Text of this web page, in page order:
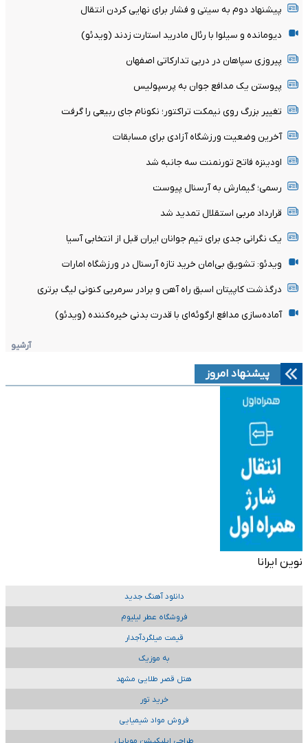
پیشنهاد دوم به سیتی و فشار برای نهایی کردن انتقال
دیومانده و سیلوا با رئال مادرید استارت زدند (ویدئو)
پیروزی سپاهان در دربی تدارکاتی اصفهان
پیوستن یک مدافع جوان به پرسپولیس
تغییر بزرگ روی نیمکت تراکتور؛ نکونام جای ربیعی را گرفت
آخرین وضعیت ورزشگاه آزادی برای مسابقات
اودینزه فاتح تورنمنت سه جانبه شد
رسمی؛ گیمارش به آرسنال پیوست
قرارداد مربی استقلال تمدید شد
یک نگرانی جدی برای تیم جوانان ایران قبل از انتخابی آسیا
ویدئو: تشویق بی‌امان خرید تازه آرسنال در ورزشگاه امارات
درگذشت کاپیتان اسبق راه آهن و برادر سرمربی کنونی لیگ برتری
آماده‌سازی مدافع ارگوئه‌ای با قدرت بدنی خیره‌کننده (ویدئو)
آرشیو
پیشنهاد امروز
نوین ایرانا
دانلود آهنگ جدید
فروشگاه عطر لیلیوم
قیمت میلگردآجدار
به موزیک
هتل قصر طلایی مشهد
خرید تور
فروش مواد شیمیایی